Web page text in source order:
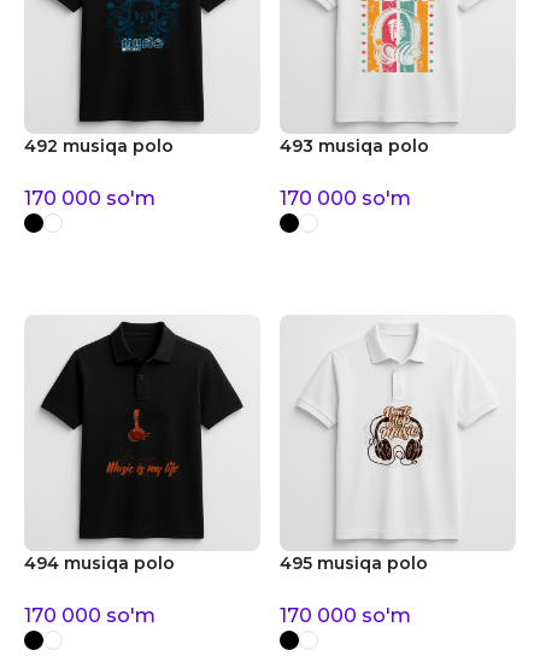
492 musiqa polo
170 000 so'm
493 musiqa polo
170 000 so'm
494 musiqa polo
170 000 so'm
495 musiqa polo
170 000 so'm